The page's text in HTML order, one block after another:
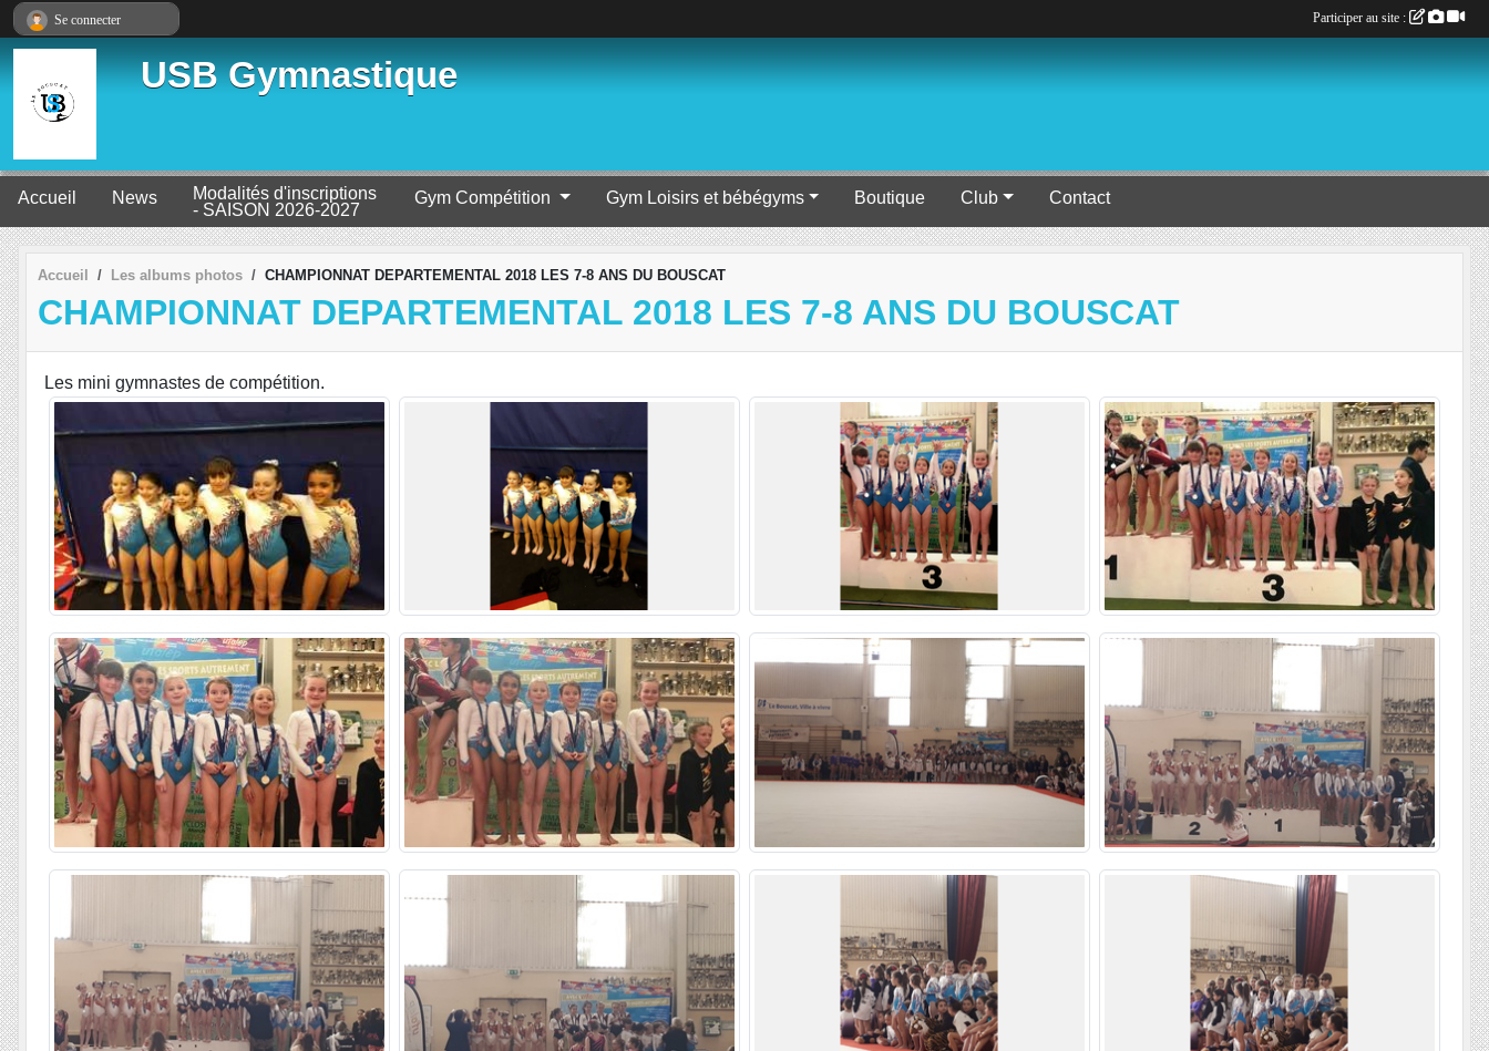
USB Gymnastique
Accueil News
Modalités d'inscriptions
- SAISON 2026-2027
Gym Compétition Gym Loisirs et bébégyms Boutique Club Contact
Accueil Les albums photos CHAMPIONNAT DEPARTEMENTAL 2018 LES 7-8 ANS DU BOUSCAT
CHAMPIONNAT DEPARTEMENTAL 2018 LES 7-8 ANS DU BOUSCAT
Les mini gymnastes de compétition.
Se connecter Participer au site :
Panneau de gestion des cookies